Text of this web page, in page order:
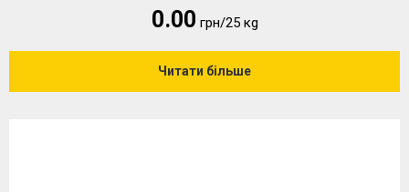
0.00 грн/25 кg
Читати більше